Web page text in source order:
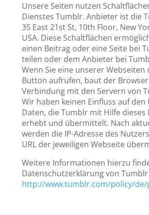
Unsere Seiten nutzen
Dienstes Tumblr. Anbieter ist die
35 East 21st St, 10th Floor, New
USA. Diese Schaltflächen
einen Beitrag oder eine Seite bei
teilen oder dem Anbieter bei
Wenn Sie eine unserer
Button aufrufen, baut der
Verbindung mit den Servern von
Wir haben keinen Einfluss auf den
Daten, die Tumblr mit Hilfe dieses
erhebt und übermittelt. Nach
werden die IP-Adresse des
URL der jeweiligen Webseite
Weitere Informationen hierzu
Datenschutzerklärung von
http://www.tumblr.com/policy/de/